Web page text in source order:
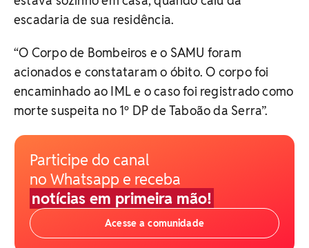
escadaria de sua residência.
“O Corpo de Bombeiros e o SAMU foram
acionados e constataram o óbito. O corpo foi
encaminhado ao IML e o caso foi registrado como
morte suspeita no 1º DP de Taboão da Serra”.
Participe do canal
no Whatsapp e receba
notícias em primeira mão!
Acesse a comunidade